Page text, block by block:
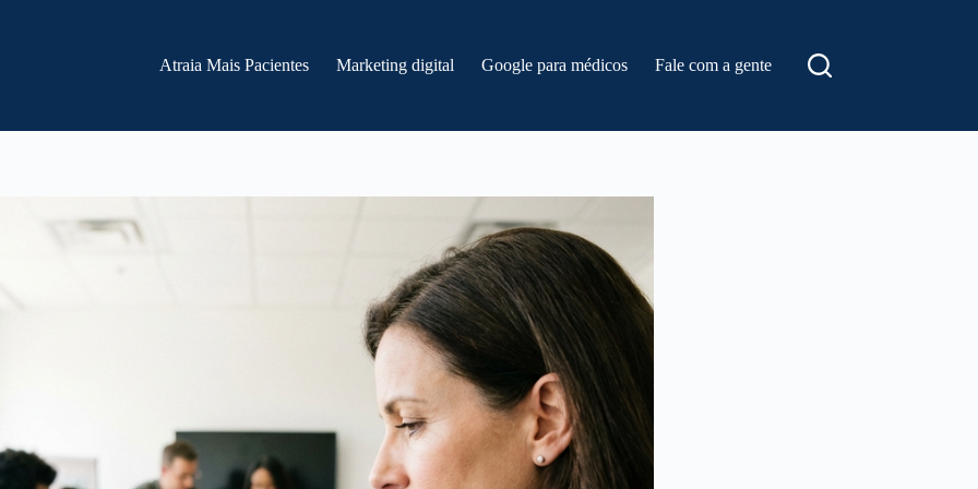
Atraia Mais Pacientes Marketing digital Google para médicos Fale com a gente